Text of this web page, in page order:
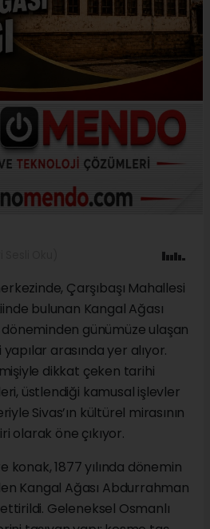
Çarşıbaşı Mahallesi
bulunan Kangal Ağası
döneminden günümüze ulaşan
arasında yer alıyor.
dikkat çeken tarihi
üstlendiği kamusal işlevler
Sivas’ın kültürel mirasının
olarak öne çıkıyor.
1877 yılında dönemin
Kangal Ağası Abdurrahman
Geleneksel Osmanlı